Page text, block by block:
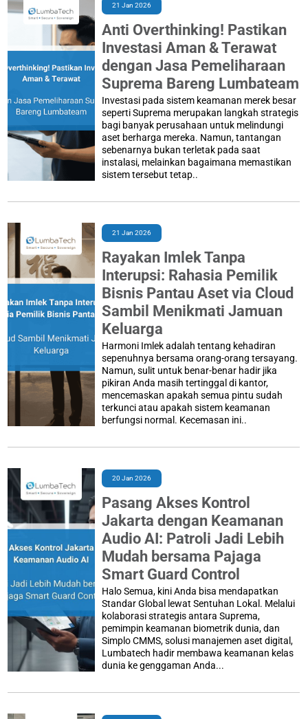
21 Jan 2026
Anti Overthinking! Pastikan
Investasi Aman & Terawat
dengan Jasa Pemeliharaan
Suprema Bareng Lumbateam
Investasi pada sistem keamanan merek besar
seperti Suprema merupakan langkah strategis
bagi banyak perusahaan untuk melindungi
aset berharga mereka. Namun, tantangan
sebenarnya bukan terletak pada saat
instalasi, melainkan bagaimana memastikan
sistem tersebut tetap..
21 Jan 2026
Rayakan Imlek Tanpa
Interupsi: Rahasia Pemilik
Bisnis Pantau Aset via Cloud
Sambil Menikmati Jamuan
Keluarga
Harmoni Imlek adalah tentang kehadiran
sepenuhnya bersama orang-orang tersayang.
Namun, sulit untuk benar-benar hadir jika
pikiran Anda masih tertinggal di kantor,
mencemaskan apakah semua pintu sudah
terkunci atau apakah sistem keamanan
berfungsi normal. Kecemasan ini..
20 Jan 2026
Pasang Akses Kontrol
Jakarta dengan Keamanan
Audio AI: Patroli Jadi Lebih
Mudah bersama Pajaga
Smart Guard Control
Halo Semua, kini Anda bisa mendapatkan
Standar Global lewat Sentuhan Lokal. Melalui
kolaborasi strategis antara Suprema,
pemimpin keamanan biometrik dunia, dan
Simplo CMMS, solusi manajemen aset digital,
Lumbatech hadir membawa keamanan kelas
dunia ke genggaman Anda...